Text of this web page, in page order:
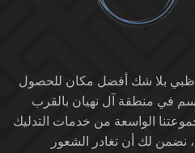
ظبي بلا شك أفضل مكان للحصول
في منطقة آل نهيان بالقرب
الواسعة من خدمات التدليك
نضمن لك أن تغادر الشعور